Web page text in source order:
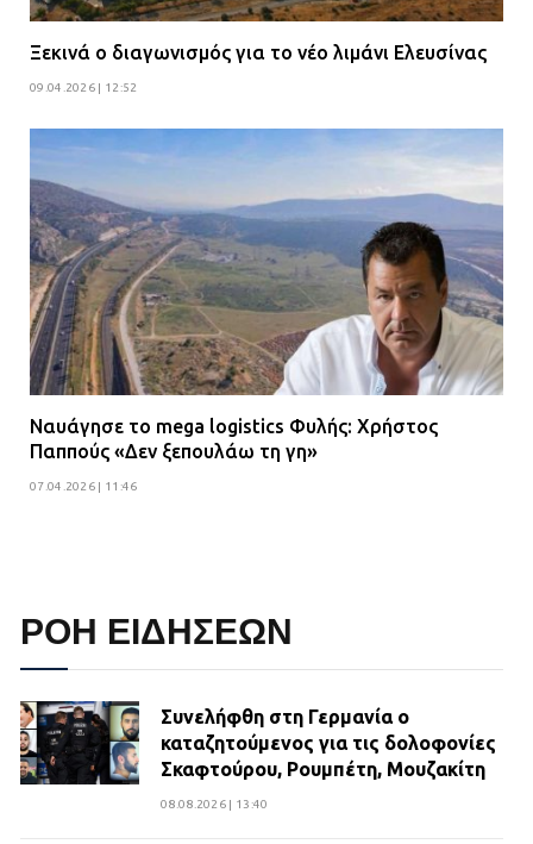
Ξεκινά ο διαγωνισμός για το νέο λιμάνι Ελευσίνας
09.04.2026 | 12:52
Ναυάγησε το mega logistics Φυλής: Χρήστος
Παππούς «Δεν ξεπουλάω τη γη»
07.04.2026 | 11:46
ΡΟΗ ΕΙΔΗΣΕΩΝ
Συνελήφθη στη Γερμανία ο
καταζητούμενος για τις δολοφονίες
Σκαφτούρου, Ρουμπέτη, Μουζακίτη
08.08.2026 | 13:40